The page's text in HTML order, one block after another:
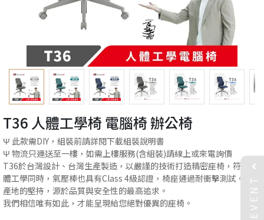
T36 人體工學椅 電腦椅 辦公椅
Ψ 此款需DIY，組裝前請詳閱下載組裝說明書
Ψ 物流只運送至一樓，如需上樓服務(含組裝)請線上或來電詢價
T36於台灣設計、台灣生產製造，以嚴謹的技術打造精密座椅，符合人
體工學同時，氣壓棒也具有Class 4級認證，椅座通過耐衝擊測試。
產地的堅持，源於品質與安全性的最高追求。
我們相信唯有如此，才能呈現給您絕對優異的座椅。
EVENT